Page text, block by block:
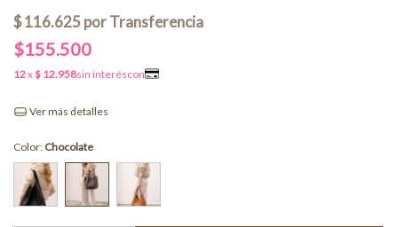
$155.500
Ver más detalles
Color: Chocolate